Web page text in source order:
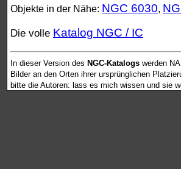
Objekte in der Nähe: NGC 6030,
Die volle Katalog NGC / IC
In dieser Version des NGC-Katalogs werden
Bilder an den Orten ihrer ursprünglichen
bitte die Autoren: lass es mich wissen und sie